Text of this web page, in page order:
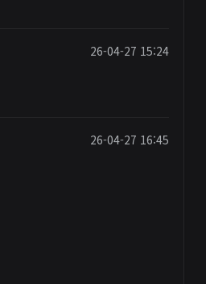
26-04-27 15:24
26-04-27 16:45